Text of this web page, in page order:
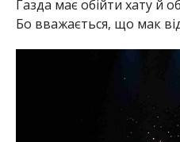
Ґазда має обійти хату й
Бо вважається, що мак